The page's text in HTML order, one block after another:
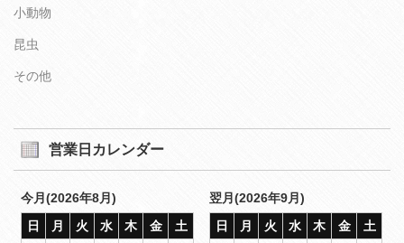
小動物
昆虫
その他
営業日カレンダー
今月(2026年8月)
日
月 火 水 木 金
土
翌月(2026年9月)
日
月 火 水 木 金
土